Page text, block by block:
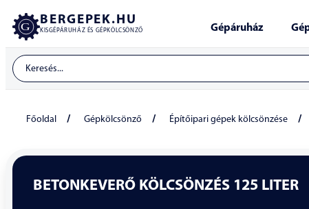
BERGEPEK.HU
KISGÉPÁRUHÁZ ÉS GÉPKÖLCSÖNZŐ Gépáruház
Főoldal / Gépkölcsönző / Építőipari gépek kölcsönzése /
BETONKEVERŐ KÖLCSÖNZÉS 125 LITER